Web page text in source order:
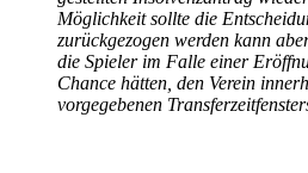
Möglichkeit sollte die
zurückgezogen werden kann
die Spieler im Falle einer
Chance hätten, den Verein
vorgegebenen